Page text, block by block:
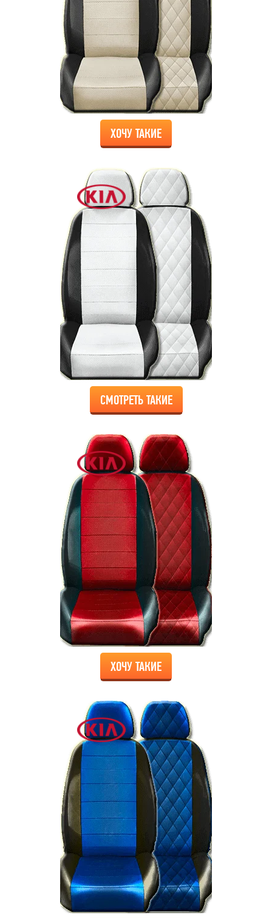
ХОЧУ ТАКИЕ
СМОТРЕТЬ ТАКИЕ
ХОЧУ ТАКИЕ